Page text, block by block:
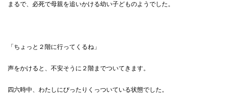
まるで、必死で母親を追いかける幼い子どものようでした。
「ちょっと２階に行ってくるね」
声をかけると、不安そうに２階までついてきます。
四六時中、わたしにぴったりくっついている状態でした。